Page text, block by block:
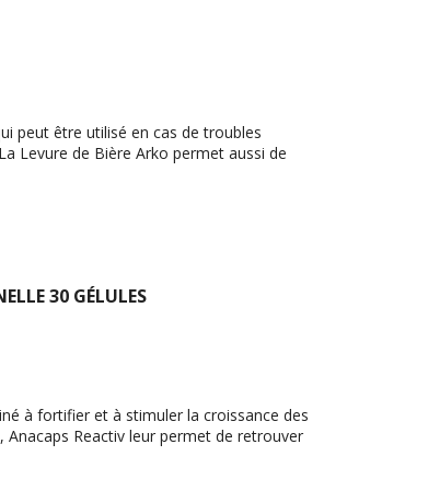
peut être utilisé en cas de troubles
Levure de Bière Arko permet aussi de
30 GÉLULES
à fortifier et à stimuler la croissance des
Reactiv leur permet de retrouver